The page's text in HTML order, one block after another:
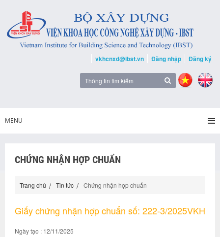
vkhcnxd@ibst.vn Đăng nhập Đăng ký
MENU
CHỨNG NHẬN HỢP CHUẨN
Trang chủ Tin tức Chứng nhận hợp chuẩn
Giấy chứng nhận hợp chuẩn số: 222-3/2025VKH
Ngày tạo : 12/11/2025